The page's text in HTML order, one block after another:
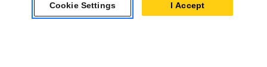
DatenschutzCookie Settings I Accept